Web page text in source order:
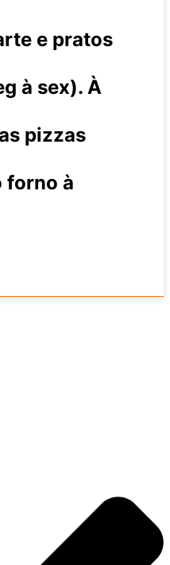
e pratos
à sex). À
pizzas
forno à